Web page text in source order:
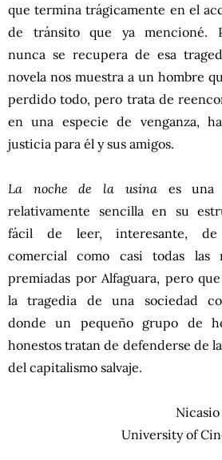
que termina trágicamente en el
de tránsito que ya mencioné.
nunca se recupera de esa
novela nos muestra a un hombre
perdido todo, pero trata de
en una especie de venganza,
justicia para él y sus amigos.
La noche de la usinaes una
relativamente sencilla en su
fácil de leer, interesante,
comercial como casi todas las
premiadas por Alfaguara, pero
la tragedia de una sociedad
donde un pequeño grupo de
honestos tratan de defenderse de
del capitalismo salvaje.
University of